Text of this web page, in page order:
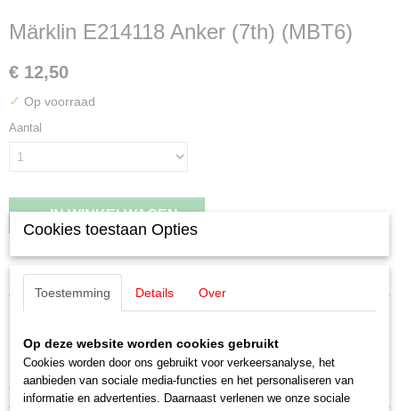
Märklin E214118 Anker (7th) (MBT6)
€ 12,50
✓ Op voorraad
Aantal
IN WINKELWAGEN
Specificaties
Schaal
H0 (1:87)
Staat
Nieuw
Omschrijving
Märklin E214118 Anker (7th)
oa 60944
Cookies toestaan Opties
Toestemming Details Over
Op deze website worden cookies gebruikt
Cookies worden door ons gebruikt voor verkeersanalyse, het
aanbieden van sociale media-functies en het personaliseren van
informatie en advertenties. Daarnaast verlenen we onze sociale